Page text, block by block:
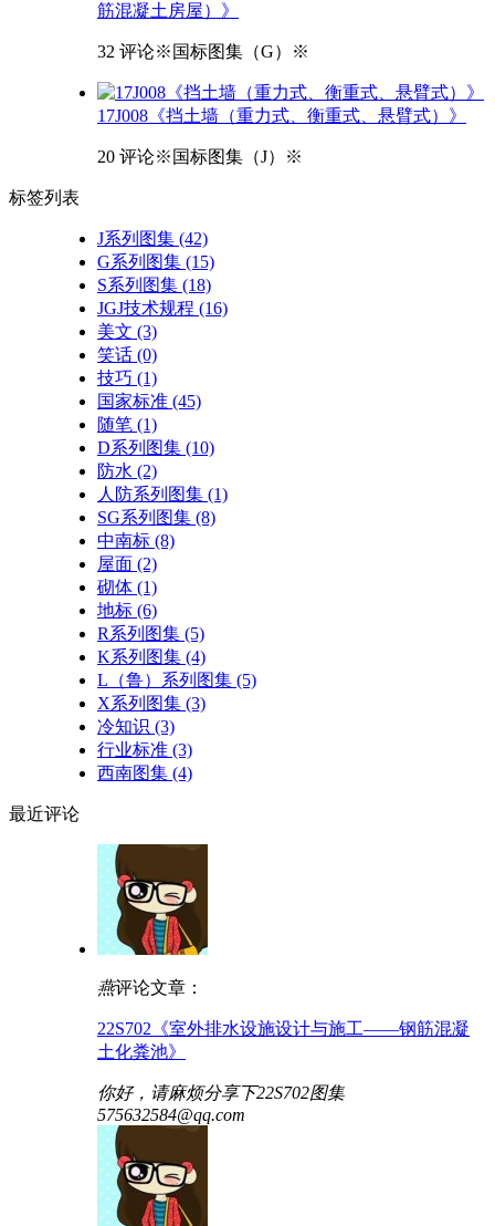
筋混凝土房屋）》
32 评论※国标图集（G）※
17J008《挡土墙（重力式、衡重式、悬臂式）》
20 评论※国标图集（J）※
标签列表
J系列图集 (42)
G系列图集 (15)
S系列图集 (18)
JGJ技术规程 (16)
美文 (3)
笑话 (0)
技巧 (1)
国家标准 (45)
随笔 (1)
D系列图集 (10)
防水 (2)
人防系列图集 (1)
SG系列图集 (8)
中南标 (8)
屋面 (2)
砌体 (1)
地标 (6)
R系列图集 (5)
K系列图集 (4)
L（鲁）系列图集 (5)
X系列图集 (3)
冷知识 (3)
行业标准 (3)
西南图集 (4)
最近评论
燕评论文章：
22S702《室外排水设施设计与施工——钢筋混凝
土化粪池》
你好，请麻烦分享下22S702图集
575632584@qq.com